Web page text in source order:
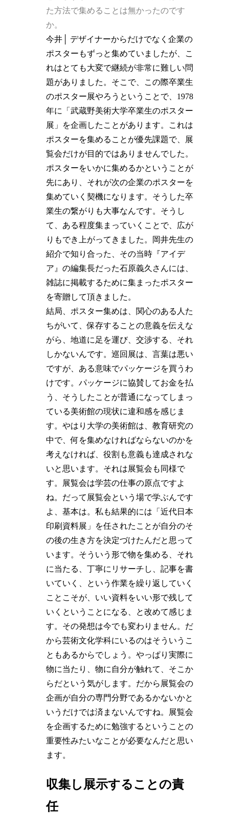
た方法で集めることは無かったのです
か。
今井│ デザイナーからだけでなく企業の
ポスターもずっと集めていましたが、こ
れはとても大変で継続が非常に難しい問
題がありました。そこで、この際卒業生
のポスター展やろうということで、1978
年に「武蔵野美術大学卒業生のポスター
展」を企画したことがあります。これは
ポスターを集めることが優先課題で、展
覧会だけが目的ではありませんでした。
ポスターをいかに集めるかということが
先にあり、それが次の企業のポスターを
集めていく契機になります。そうした卒
業生の繋がりも大事なんです。そうし
て、ある程度集まっていくことで、広が
りもでき上がってきました。岡井先生の
紹介で知り合った、その当時『アイデ
ア』の編集長だった石原義久さんには、
雑誌に掲載するために集まったポスター
を寄贈して頂きました。
結局、ポスター集めは、関心のある人た
ちがいて、保存することの意義を伝えな
がら、地道に足を運び、交渉する、それ
しかないんです。巡回展は、言葉は悪い
ですが、ある意味でパッケージを買うわ
けです。パッケージに協賛してお金を払
う、そうしたことが普通になってしまっ
ている美術館の現状に違和感を感じま
す。やはり大学の美術館は、教育研究の
中で、何を集めなければならないのかを
考えなければ、役割も意義も達成されな
いと思います。それは展覧会も同様で
す。展覧会は学芸の仕事の原点ですよ
ね。だって展覧会という場で学ぶんです
よ、基本は。私も結果的には「近代日本
印刷資料展」を任されたことが自分のそ
の後の生き方を決定づけたんだと思って
います。そういう形で物を集める、それ
に当たる、丁寧にリサーチし、記事を書
いていく、という作業を繰り返していく
ことこそが、いい資料をいい形で残して
いくということになる、と改めて感じま
す。その発想は今でも変わりません。だ
から芸術文化学科にいるのはそういうこ
ともあるからでしょう。やっぱり実際に
物に当たり、物に自分が触れて、そこか
らだという気がします。だから展覧会の
企画が自分の専門分野であるかないかと
いうだけでは済まないんですね。展覧会
を企画するために勉強するということの
重要性みたいなことが必要なんだと思い
ます。
収集し展示することの責
任